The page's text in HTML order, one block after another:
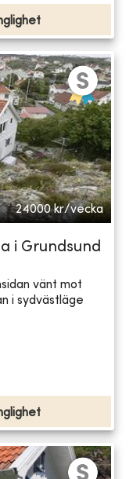
24000 kr/vecka
i Grundsund
vänt mot
i sydvästläge